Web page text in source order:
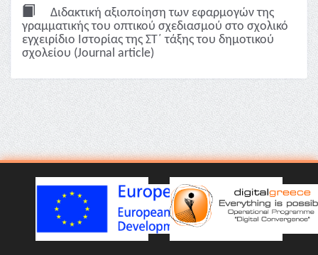
Διδακτική αξιοποίηση των εφαρμογών της
γραμματικής του οπτικού σχεδιασμού στο σχολικό
εγχειρίδιο Ιστορίας της ΣΤ΄ τάξης του δημοτικού
σχολείου (Journal article)